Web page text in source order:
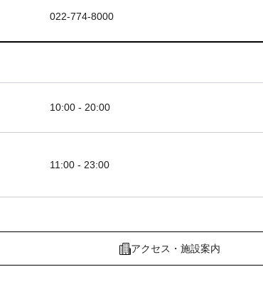
022-774-8000
10:00 - 20:00
11:00 - 23:00
アクセス・施設案内